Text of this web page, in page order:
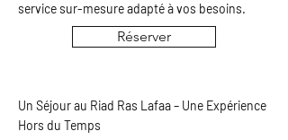
service sur-mesure adapté à vos besoins.
Réserver
Un Séjour au Riad Ras Lafaa – Une Expérience
Hors du Temps